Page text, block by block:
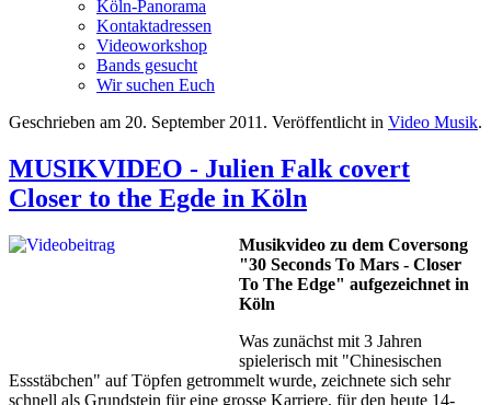
Köln-Panorama
Kontaktadressen
Videoworkshop
Bands gesucht
Wir suchen Euch
Geschrieben am 20. September 2011 . Veröffentlicht in Video Musik.
MUSIKVIDEO - Julien Falk covert
Closer to the Egde in Köln
Musikvideo zu dem Coversong
"30 Seconds To Mars - Closer
To The Edge" aufgezeichnet in
Köln
Was zunächst mit 3 Jahren
spielerisch mit "Chinesischen
Essstäbchen" auf Töpfen getrommelt wurde, zeichnete sich sehr
schnell als Grundstein für eine grosse Karriere, für den heute 14-